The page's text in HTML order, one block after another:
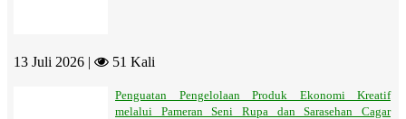
13 Juli 2026 | 51 Kali
Penguatan Pengelolaan Produk Ekonomi Kreatif
melalui Pameran Seni Rupa dan Sarasehan Cagar